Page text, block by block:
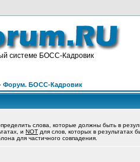
системе БОСС-Кадровик
Форум. БОСС-Кадровик
слова, которые должны быть в
и NOT для слов, которых в результатах
для частичного совпадения.